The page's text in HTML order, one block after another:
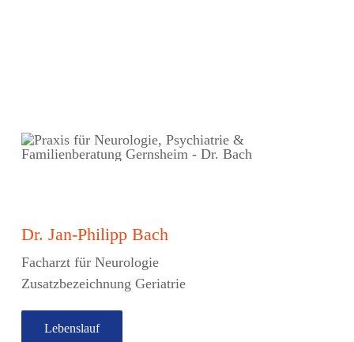
Dr. Jan-Philipp Bach
Facharzt für Neurologie
Zusatzbezeichnung Geriatrie
Lebenslauf